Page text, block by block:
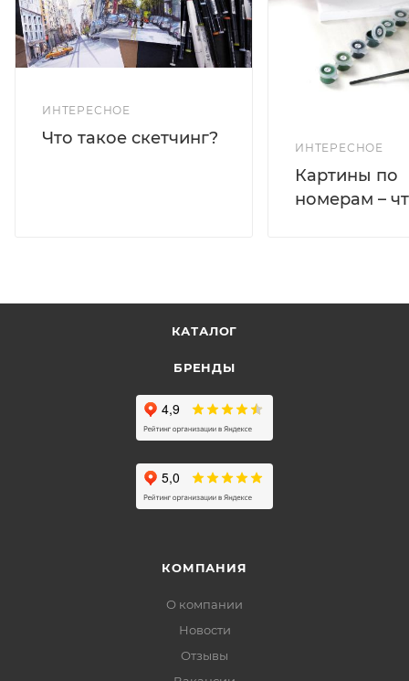
ИНТЕРЕСНОЕ
Что такое скетчинг?
ИНТЕРЕСНОЕ
Картины по
номерам –
КАТАЛОГ
БРЕНДЫ
КОМПАНИЯ
О компании
Новости
Отзывы